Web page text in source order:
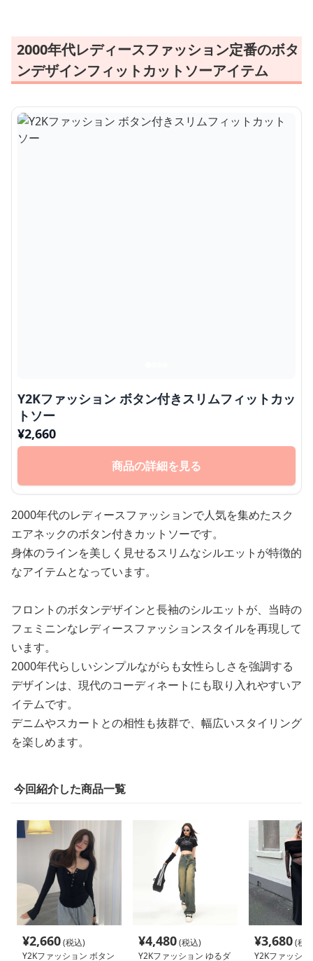
2000年代レディースファッション定番のボタ
ンデザインフィットカットソーアイテム
Y2Kファッション ボタン付きスリムフィットカッ
トソー
¥2,660
商品の詳細を見る
2000年代のレディースファッションで人気を集めたスク
エアネックのボタン付きカットソーです。
身体のラインを美しく見せるスリムなシルエットが特徴的
なアイテムとなっています。
フロントのボタンデザインと長袖のシルエットが、当時の
フェミニンなレディースファッションスタイルを再現して
います。
2000年代らしいシンプルながらも女性らしさを強調する
デザインは、現代のコーディネートにも取り入れやすいア
イテムです。
デニムやスカートとの相性も抜群で、幅広いスタイリング
を楽しめます。
今回紹介した商品一覧
¥2,660(税込)
Y2Kファッション ボタン
¥4,480(税込)
Y2Kファッション ゆるダ
¥3,680(税
Y2Kファッシ